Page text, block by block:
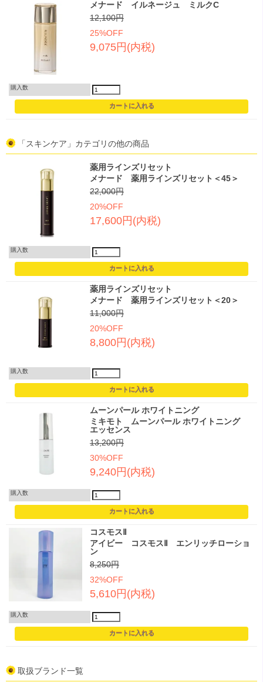
メナード イルネージュ ミルクC
12,100円
25%OFF
9,075円(内税)
購入数
「スキンケア」カテゴリの他の商品
薬用ラインズリセット
メナード 薬用ラインズリセット＜45＞
22,000円
20%OFF
17,600円(内税)
購入数
薬用ラインズリセット
メナード 薬用ラインズリセット＜20＞
11,000円
20%OFF
8,800円(内税)
購入数
ムーンパール ホワイトニング
ミキモト ムーンパール ホワイトニング
エッセンス
13,200円
30%OFF
9,240円(内税)
購入数
コスモスⅡ
アイビー コスモスⅡ エンリッチローショ
ン
8,250円
32%OFF
5,610円(内税)
購入数
取扱ブランド一覧